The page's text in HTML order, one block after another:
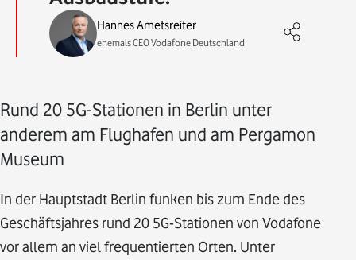
Hannes Ametsreiter
ehemals CEO Vodafone Deutschland
Rund 20 5G-Stationen in Berlin unter
anderem am Flughafen und am Pergamon
Museum
In der Hauptstadt Berlin funken bis zum Ende des
Geschäftsjahres rund 20 5G-Stationen von Vodafone
vor allem an viel frequentierten Orten. Unter